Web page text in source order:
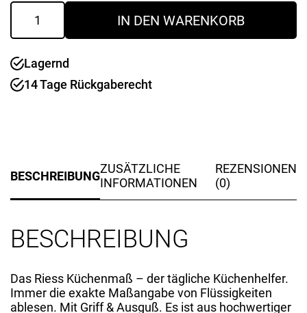
Küchenmaß
Grey
IN DEN WARENKORB
Lagernd
14 Tage Rückgaberecht
BESCHREIBUNGZUSÄTZLICHE
INFORMATIONEN
REZENSIONEN
(0)
BESCHREIBUNG
Das Riess Küchenmaß – der tägliche Küchenhelfer.
Immer die exakte Maßangabe von Flüssigkeiten
ablesen. Mit Griff & Ausguß. Es ist aus hochwertiger